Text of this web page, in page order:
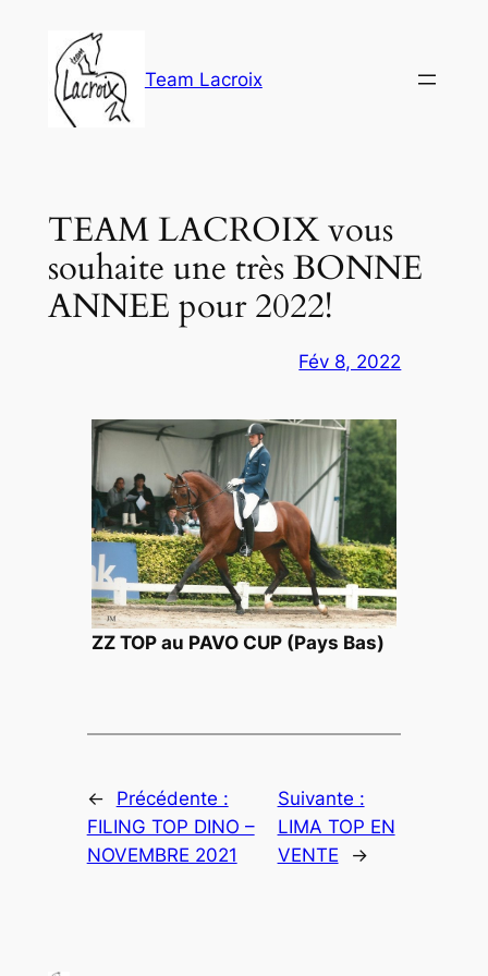
contenu
Team Lacroix
TEAM LACROIX vous
souhaite une très BONNE
ANNEE pour 2022!
Fév 8, 2022
ZZ TOP au PAVO CUP (Pays Bas)
←
Précédente :
FILING TOP DINO –
NOVEMBRE 2021
Suivante :
LIMA TOP EN
VENTE
→